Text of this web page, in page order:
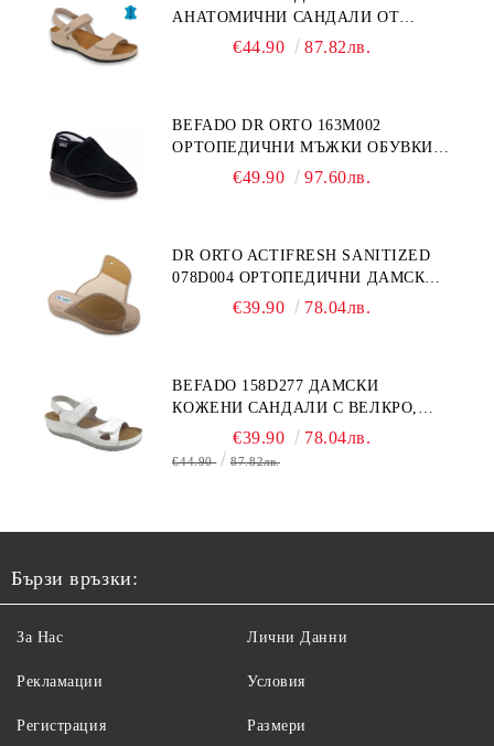
АНАТОМИЧНИ САНДАЛИ ОТ
ЕСТЕСТВЕНА КОЖА, БЕЖОВИ
€44.90 87.82лв.
BEFADO DR ORTO 163M002
ОРТОПЕДИЧНИ МЪЖКИ ОБУВКИ
ЗА ГИПСИРАН ИЛИ СВРЪХ
€49.90 97.60лв.
DR ORTO ACTIFRESH SANITIZED
078D004 ОРТОПЕДИЧНИ ДАМСКИ
ЧЕХЛИ ЗА МНОГО ОТЕКЪЛ КРАК,
€39.90 78.04лв.
BEFADO 158D277 ДАМСКИ
КОЖЕНИ САНДАЛИ С ВЕЛКРО,
€39.90 78.04лв.
€44.90 87.82лв.
Бързи връзки:
За Нас
Рекламации
Регистрация
Лични Данни
Условия
Размери